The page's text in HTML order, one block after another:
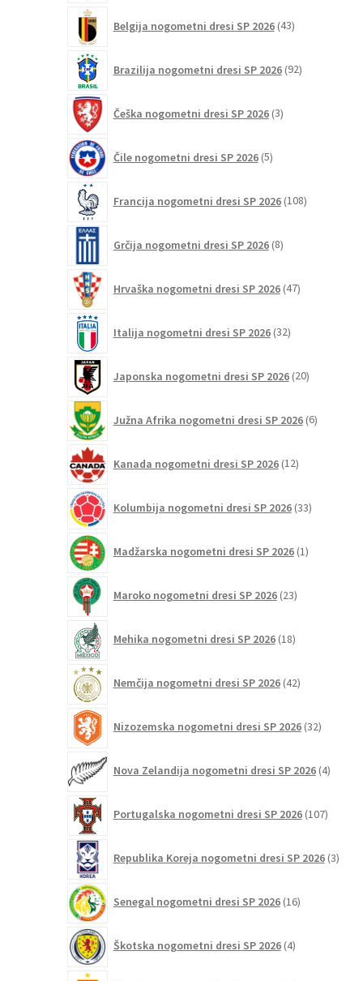
Belgija nogometni dresi SP 2026 43izdelkov
Brazilija nogometni dresi SP 2026 92izdelkov
Češka nogometni dresi SP 2026 3izdelki
Čile nogometni dresi SP 2026 5izdelkov
Francija nogometni dresi SP 2026 108izdelkov
Grčija nogometni dresi SP 2026 8izdelkov
Hrvaška nogometni dresi SP 2026 47izdelkov
Italija nogometni dresi SP 2026 32izdelkov
Japonska nogometni dresi SP 2026 20izdelkov
Južna Afrika nogometni dresi SP 2026 6izdelkov
Kanada nogometni dresi SP 2026 12izdelkov
Kolumbija nogometni dresi SP 2026 33izdelkov
Madžarska nogometni dresi SP 2026 1izdelek
Maroko nogometni dresi SP 2026 23izdelkov
Mehika nogometni dresi SP 2026 18izdelkov
Nemčija nogometni dresi SP 2026 42izdelkov
Nizozemska nogometni dresi SP 2026 32izdelkov
Nova Zelandija nogometni dresi SP 2026 4izdelki
Portugalska nogometni dresi SP 2026 107
Republika Koreja nogometni dresi SP 2026 3
Senegal nogometni dresi SP 2026 16izdelkov
Škotska nogometni dresi SP 2026 4izdelki